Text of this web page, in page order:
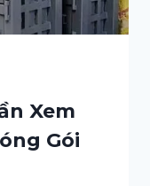
Xem
Gói